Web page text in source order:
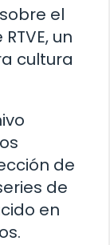
el
un
cultura
de
de
en